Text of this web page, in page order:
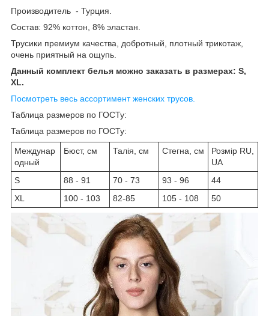
Производитель - Турция.
Состав: 92% коттон, 8% эластан.
Трусики премиум качества, добротный, плотный трикотаж,
очень приятный на ощупь.
Данный комплект белья можно заказать в размерах: S,
XL.
Посмотреть весь ассортимент женских трусов.
Таблица размеров по ГОСТу:
Таблица размеров по ГОСТу:
Междунар
одный
Бюст, см Талія, см Стегна, см
Розмір RU,
UA
S
88 - 91 70 - 73 93 - 96
44
XL
100 - 103 82-85 105 - 108 50